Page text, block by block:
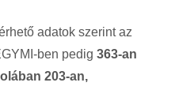
adatok szerint az
ben pedig 363-an
203-an,